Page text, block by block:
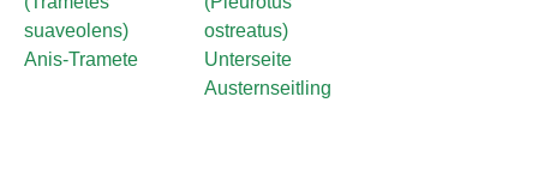
Anis-Tramete
Austernseitling